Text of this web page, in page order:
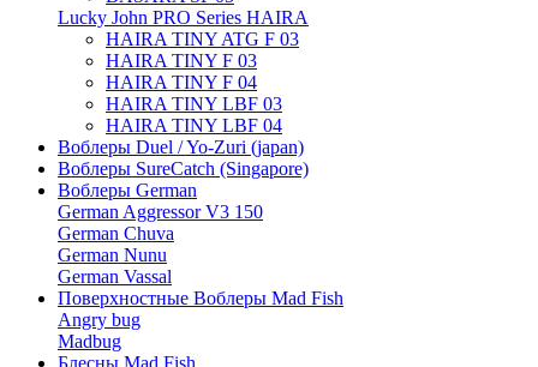
Lucky John PRO Series HAIRA
HAIRA TINY ATG F 03
HAIRA TINY F 03
HAIRA TINY F 04
HAIRA TINY LBF 03
HAIRA TINY LBF 04
Воблеры Duel / Yo-Zuri (japan)
Воблеры SureCatch (Singapore)
Воблеры German
German Aggressor V3 150
German Chuva
German Nunu
German Vassal
Поверхностные Воблеры Mad Fish
Angry bug
Madbug
Блесны Mad Fish